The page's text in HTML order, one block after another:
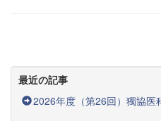
最近の記事
2026年度（第26回）獨協医